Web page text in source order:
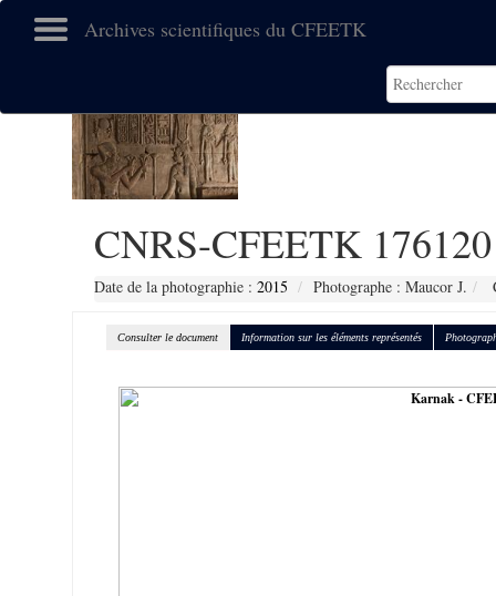
Archives scientifiques du CFEETK
CNRS-CFEETK 176120
Date de la photographie : 2015 Photographe : Maucor J.
Consulter le document Information sur les éléments représentés